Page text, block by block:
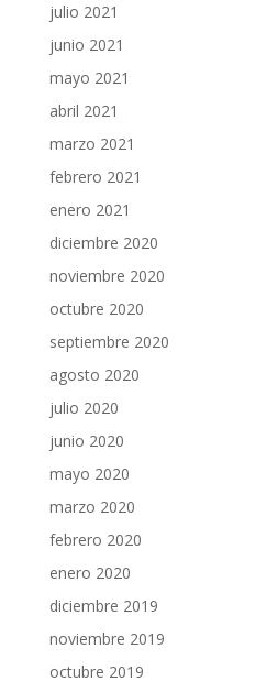
julio 2021
junio 2021
mayo 2021
abril 2021
marzo 2021
febrero 2021
enero 2021
diciembre 2020
noviembre 2020
octubre 2020
septiembre 2020
agosto 2020
julio 2020
junio 2020
mayo 2020
marzo 2020
febrero 2020
enero 2020
diciembre 2019
noviembre 2019
octubre 2019